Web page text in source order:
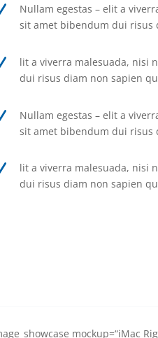
Nullam egestas – elit a
sit amet bibendum dui risus
lit a viverra malesuada, nisi
dui risus diam non sapien
Nullam egestas – elit a
sit amet bibendum dui risus
lit a viverra malesuada, nisi
dui risus diam non sapien
mockup=“iMac